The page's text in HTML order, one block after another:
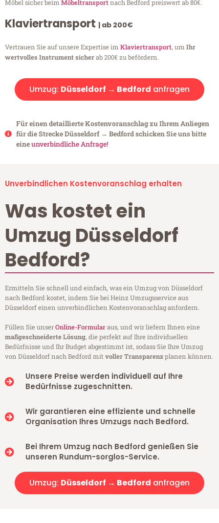
Möbel sicher beim Möbeltransportnach Bedford preiswert ab 80€.
Klaviertransport | ab 200€
Vertrauen Sie auf unsere Expertise im Klaviertransport, um Ihr
wertvolles Instrument sicherab 200€ zu befördern.
Umzug: Düsseldorf → Bedford anfragen
Für einen detaillierte Kostenvoranschlag zu Ihrem Anliegen
für die Strecke Düsseldorf → Bedford schicken Sie uns bitte
eineunverbindliche Anfrage!
Unverbindlichen Kostenvoranschlag erhalten
Was kostet ein
Umzug Düsseldorf
Bedford?
Ermitteln Sie schnell und einfach, was ein Umzug von Düsseldorf
nach Bedford kostet, indem Sie bei Heinz Umzugsservice aus
Düsseldorf einen unverbindlichen Kostenvoranschlag anfordern.
Füllen Sie unserOnline-Formularaus, und wir liefern Ihnen eine
maßgeschneiderte Lösung, die perfekt auf Ihre individuellen
Bedürfnisse und Ihr Budget abgestimmt ist, sodass Sie Ihre Umzug
von Düsseldorf nach Bedford mitvoller Transparenzplanen können.
Unsere Preise werden individuell auf Ihre
Bedürfnisse zugeschnitten.
Wir garantieren eine effiziente und schnelle
Organisation Ihres Umzugs nach Bedford.
Bei Ihrem Umzug nach Bedford genießen Sie
unseren Rundum-sorglos-Service.
Umzug: Düsseldorf → Bedford anfragen